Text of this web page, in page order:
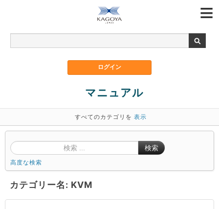
マニュアル
すべてのカテゴリを 表示
検索
高度な検索
カテゴリー名: KVM